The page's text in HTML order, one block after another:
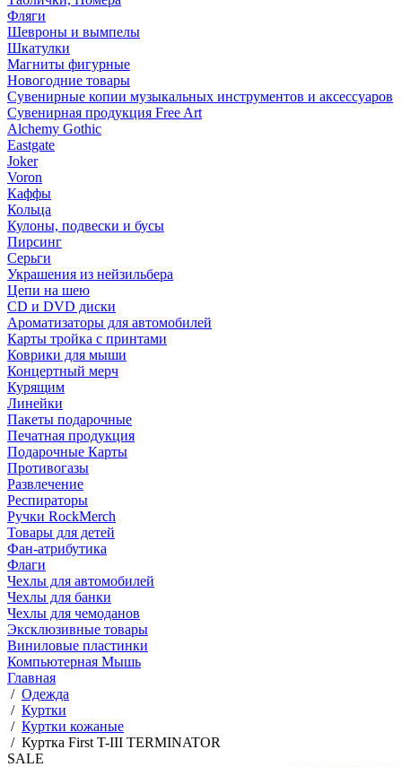
Фляги
Шевроны и вымпелы
Шкатулки
Магниты фигурные
Новогодние товары
Сувенирные копии музыкальных инструментов и аксессуаров
Сувенирная продукция Free Art
Alchemy Gothic
Eastgate
Joker
Voron
Каффы
Кольца
Кулоны, подвески и бусы
Пирсинг
Серьги
Украшения из нейзильбера
Цепи на шею
CD и DVD диски
Ароматизаторы для автомобилей
Карты тройка с принтами
Коврики для мыши
Концертный мерч
Курящим
Линейки
Пакеты подарочные
Печатная продукция
Подарочные Карты
Противогазы
Развлечение
Респираторы
Ручки RockMerch
Товары для детей
Фан-атрибутика
Флаги
Чехлы для автомобилей
Чехлы для банки
Чехлы для чемоданов
Эксклюзивные товары
Виниловые пластинки
Компьютерная Мышь
Главная
/ Одежда
/ Куртки
/ Куртки кожаные
/ Куртка First T-III TERMINATOR
SALE